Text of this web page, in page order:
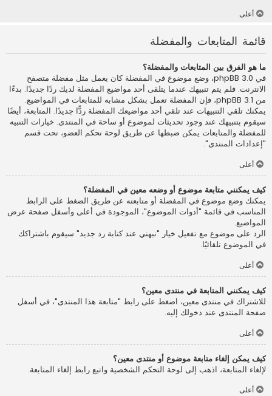
أعلى
قائمة المتابعات والمفضلة
ما هو الفرق بين المتابعات والمفضلة؟
في phpBB 3.0، وضع موضوع في المفضلة كان يعمل مثل مفضلة متصفح
الانترنت. فلم يتم تنبيهك عندما يتلقى أحد مواضيع المفضلة لديك ردًا جديدًا. بدءًا
من phpBB 3.1، فإن المفضلة تعمل بشكل مشابه للمتابعات في المواضيع.
يمكنك تلقي التنبيهات عند تلقي أحد مواضيعك المفضلة ردًّا جديدًا. المتابعة، أيضًا
سيقوم بتنبيهك عند وجود تحديثات لموضوع أو ساحة في المنتدى. خيارات التنبيه
للمفضلة والمتابعات يمكن ضبطها عن طريق لوحة تحكم العضو، تحت قسم
"إعدادات المنتدى".
أعلى
كيف يمكنني متابعة موضوع أو وضعه معين في المفضلة؟
يمكنك وضع موضوع في المفضلة أو متابعته عن طريق الضغط على الرابط
المناسب في قائمة "أدوات الموضوع"، الموجودة في أعلى وأسفل صفحة عرض
المواضيع.
الرد على موضوع مع تفعيل خيار "نبهني عند كتابة رد جديد" سيقوم باشتراكك
في الموضوع تلقائيًا.
أعلى
كيف يمكنني المتابعة في منتدى معين؟
للاشتراك في منتدى معين، اضغط على رابط "متابعة هذا المنتدى"، في أسفل
صفحة المنتدى عند دخولك إليه.
أعلى
كيف يمكن إلغاء متابعة موضوع أو منتدى معين؟
لإلغاء المتابعة، اذهب إلى لوحة التحكم الشخصية واتبع رابط إلغاء المتابعة.
أعلى